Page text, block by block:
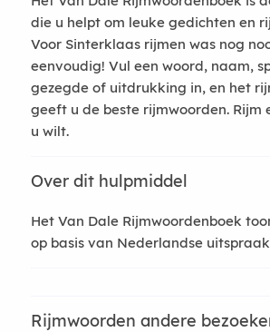
die u helpt om leuke gedichten en
Voor Sinterklaas rijmen was nog
eenvoudig! Vul een woord, naam,
gezegde of uitdrukking in, en het
geeft u de beste rijmwoorden. Rijm
u wilt.
Over dit hulpmiddel
Het Van Dale Rijmwoordenboek
op basis van Nederlandse
Rijmwoorden andere